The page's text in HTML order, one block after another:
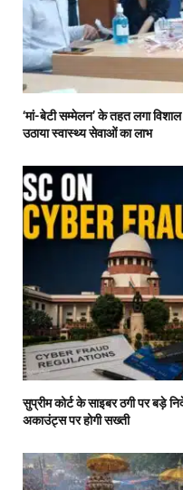
‘मां-बेटी सम्मेलन’ के तहत लगा
उठाया स्वास्थ्य सेवाओं का लाभ
सुप्रीम कोर्ट के साइबर ठगी पर बड़े
अकाउंट्स पर होगी सख्ती